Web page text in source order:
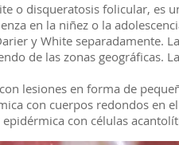
o disqueratosis folicular, es
en la niñez o la
y White separadamente.
de las zonas geográficas.
lesiones en forma de
con cuerpos redondos en
con células